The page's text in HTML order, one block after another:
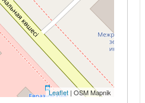
Leaflet | OSM Mapnik